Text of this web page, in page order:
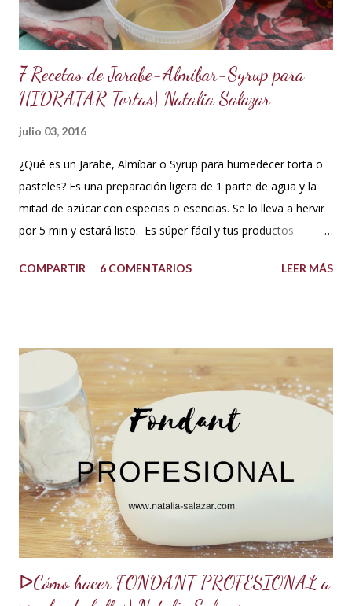
para hacer Chantilly vegetal) Preparación: Coloca el chocolate
y...
7 Recetas de Jarabe-Almíbar-Syrup para
HIDRATAR Tortas| Natalia Salazar
julio 03, 2016
¿Qué es un Jarabe, Almíbar o Syrup para humedecer torta o
pasteles? Es una preparación ligera de 1 parte de agua y la
mitad de azúcar con especias o esencias. Se lo lleva a hervir
por 5 min y estará listo. Es súper fácil y tus productos
USOS: Siempre que hacemos una torta cubierta
porque el producto estaba muy seco al salir del horno o
porque la receta era básica como suelen ser los bizcochuelos
de batido liviano como el Genovés, Angel cake, etc. Así tus
tortas y pasteles te quedarán húmedos y mucho más
sabrosos. Los jarabes pueden ser de diferentes sabores, de
acuerdo a los ingredientes que usemos. Aquí te comparto
una...
COMPARTIR 6 COMENTARIOS LEER MÁS
ᐅCómo hacer FONDANT PROFESIONAL a